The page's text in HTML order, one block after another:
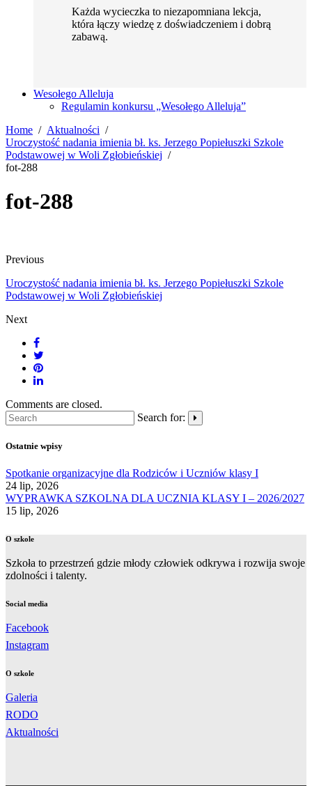
Każda wycieczka to niezapomniana lekcja,
która łączy wiedzę z doświadczeniem i dobrą
zabawą.
Wesołego Alleluja
Regulamin konkursu „Wesołego Alleluja”
Home
Aktualności
Uroczystość nadania imienia bł. ks. Jerzego Popiełuszki Szkole
Podstawowej w Woli Zgłobieńskiej
fot-288
fot-288
Previous
Uroczystość nadania imienia bł. ks. Jerzego Popiełuszki Szkole
Podstawowej w Woli Zgłobieńskiej
Next
Comments are closed.
Search for:
Ostatnie wpisy
Spotkanie organizacyjne dla Rodziców i Uczniów klasy I
24 lip, 2026
WYPRAWKA SZKOLNA DLA UCZNIA KLASY I – 2026/2027
15 lip, 2026
O szkole
Szkoła to przestrzeń gdzie młody człowiek odkrywa i rozwija swoje
zdolności i talenty.
Social media
Facebook
Instagram
O szkole
Galeria
RODO
Aktualności